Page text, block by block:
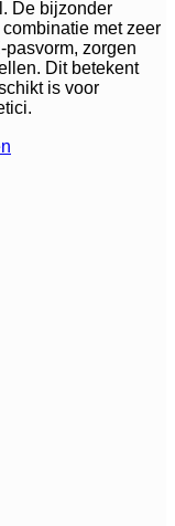
De bijzonder
met zeer
zorgen
Dit betekent
is voor